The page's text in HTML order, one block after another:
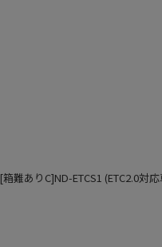
[箱難ありC]ND-ETCS1 (ETC2.0対